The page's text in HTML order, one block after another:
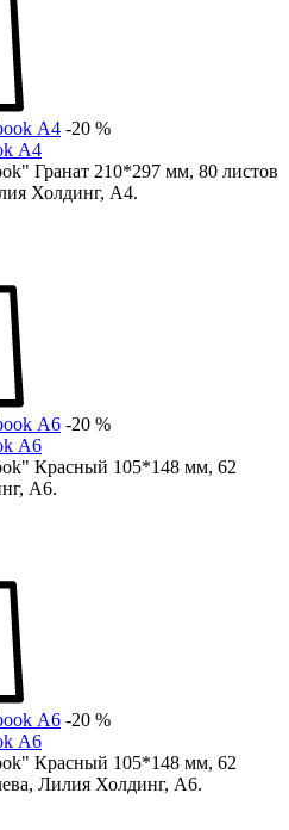
-20 %
А4
Гранат 210*297 мм, 80 листов
Холдинг, А4.
-20 %
А6
Красный 105*148 мм, 62
А6.
-20 %
А6
Красный 105*148 мм, 62
Лилия Холдинг, А6.